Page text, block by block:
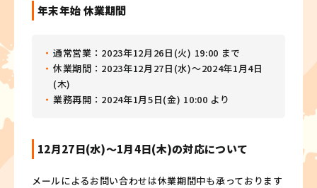
年末年始 休業期間
通常営業：2023年12月26日(火) 19:00 まで
休業期間：2023年12月27日(水)〜2024年1月4日
(木)
業務再開：2024年1月5日(金) 10:00 より
12月27日(水)～1月4日(木)の対応について
メールによるお問い合わせは休業期間中も承っております